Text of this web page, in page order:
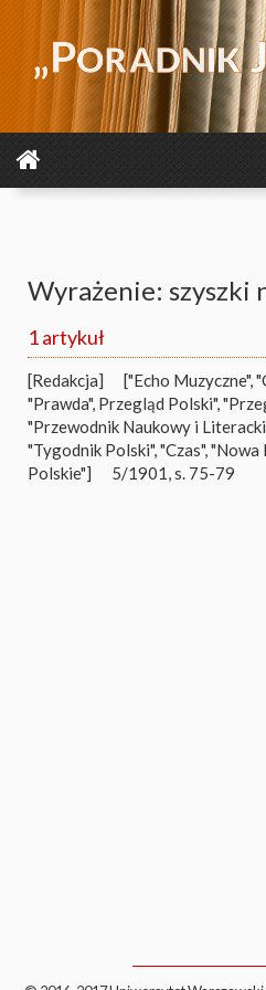
Wyrażenie: szyszki
1 artykuł
[Redakcja]
["Echo Muzyczne",
"Prawda", Przegląd Polski",
"Przewodnik Naukowy i
"Tygodnik Polski", "Czas", "Nowa
Polskie"]
5/1901, s. 75-79